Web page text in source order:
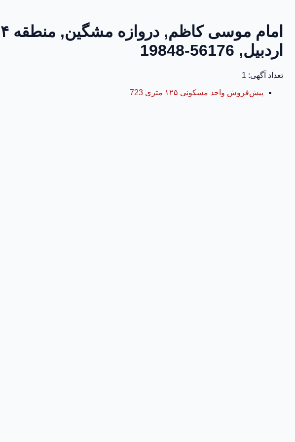
اردبیل, 56176-19848
تعداد آگهی: 1
پیش‌فروش واحد مسکونی ۱۲۵ متری 723